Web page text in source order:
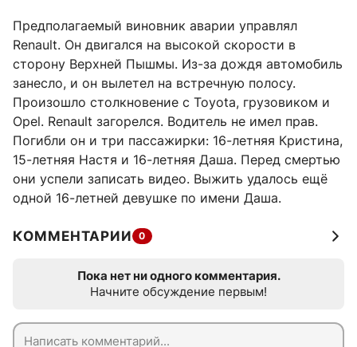
Предполагаемый виновник аварии управлял
Renault. Он двигался на высокой скорости в
сторону Верхней Пышмы. Из-за дождя автомобиль
занесло, и он вылетел на встречную полосу.
Произошло столкновение с Toyota, грузовиком и
Opel. Renault загорелся. Водитель не имел прав.
Погибли он и три пассажирки: 16-летняя Кристина,
15-летняя Настя и 16-летняя Даша. Перед смертью
они успели записать видео. Выжить удалось ещё
одной 16-летней девушке по имени Даша.
КОММЕНТАРИИ 0
Пока нет ни одного комментария.
Начните обсуждение первым!